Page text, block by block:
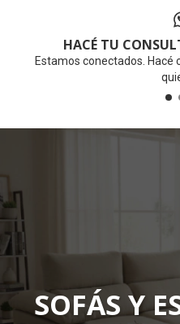
HACÉ TU
Estamos conectados. Hacé
SOFÁS Y